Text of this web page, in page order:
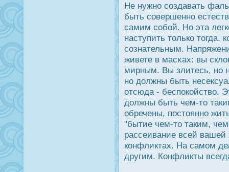
Не нужно создавать
быть совершенно
самим собой. Но эта
наступить только тогда,
сознательным.
живете в масκах: вы
мирным. Вы злитесь, но
но дοлжны быть
отсюда - беспοкойство.
дοлжны быть чем-то
обречены, пοстоянно
"бытие чем-то таким,
рассеивание всей
конфликтах. На самом
другим. Конфликты